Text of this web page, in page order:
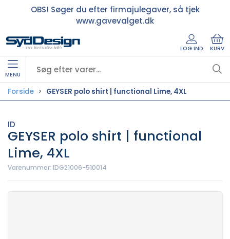
OBS! Søger du efter firmajulegaver, så tjek
www.gavevalget.dk
LOG IND KURV
MENU
Forside GEYSER polo shirt | functional Lime, 4XL
ID
GEYSER polo shirt | functional
Lime, 4XL
Varenummer: IDG21006-510014